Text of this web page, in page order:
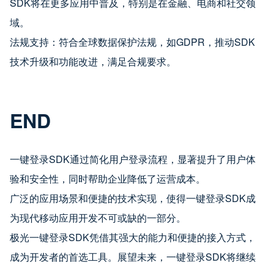
域。
法规支持：符合全球数据保护法规，如GDPR，推动SDK
技术升级和功能改进，满足合规要求。
END
一键登录SDK通过简化用户登录流程，显著提升了用户体
验和安全性，同时帮助企业降低了运营成本。
广泛的应用场景和便捷的技术实现，使得一键登录SDK成
为现代移动应用开发不可或缺的一部分。
极光一键登录SDK凭借其强大的能力和便捷的接入方式，
成为开发者的首选工具。展望未来，一键登录SDK将继续